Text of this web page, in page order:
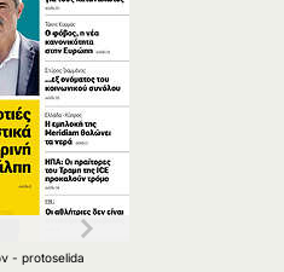
- protoselida